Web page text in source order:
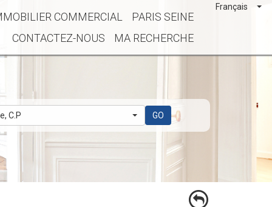
COMMERCIAL
PARIS SEINE
CONTACTEZ-NOUS
MA RECHERCHE
Français
C.P GO